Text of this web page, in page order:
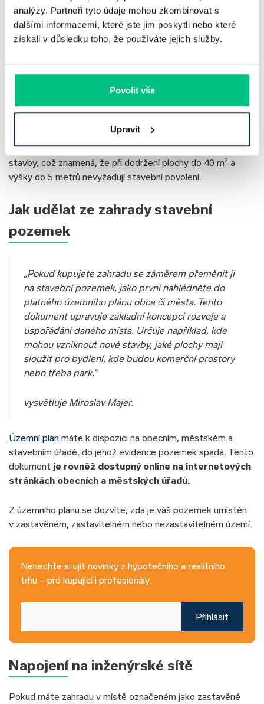
analýzy. Partneři tyto údaje mohou zkombinovat s
dalšími informacemi, které jste jim poskytli nebo které
získali v důsledku toho, že používáte jejich služby.
Povolit vše
Upravit
Jak se od sebe liší pergola a
přístřešek
Pergola a přístřešek se mohou zdát podobné, v praxi se ale
liší konstrukcí i účelem. Pergola je lehký zahradní prvek se
vzdušným zastropením, zatímco přístřešek je samostatná
stavba s pevnou střechou, která postrádá plné obvodové
Nový stavební zákon řadí oba tyto objekty mezi drobné
stavby, což znamená, že při dodržení plochy do 40 m² a
výšky do 5 metrů nevyžadují stavební povolení.
Jak udělat ze zahrady stavební
pozemek
„Pokud kupujete zahradu se záměrem přeměnit ji
na stavební pozemek, jako první nahlédněte do
platného územního plánu obce či města. Tento
dokument upravuje základní koncepci rozvoje a
uspořádání daného místa. Určuje například, kde
mohou vzniknout nové stavby, jaké plochy mají
sloužit pro bydlení, kde budou komerční prostory
nebo třeba park,“
vysvětluje Miroslav Majer.
Územní plán máte k dispozici na obecním, městském a
stavebním úřadě, do jehož evidence pozemek spadá. Tento
dokument je rovněž dostupný online na internetových
stránkách obecních a městských úřadů.
Z územního plánu se dozvíte, zda je váš pozemek umístěn
v zastavěném, zastavitelném nebo nezastavitelném území.
Nenechte si ujít novinky z hypotečního a realitního
trhu – pro kupující i profesionály.
Přihlásit
Napojení na inženýrské sítě
Pokud máte zahradu v místě označeném jako zastavěné